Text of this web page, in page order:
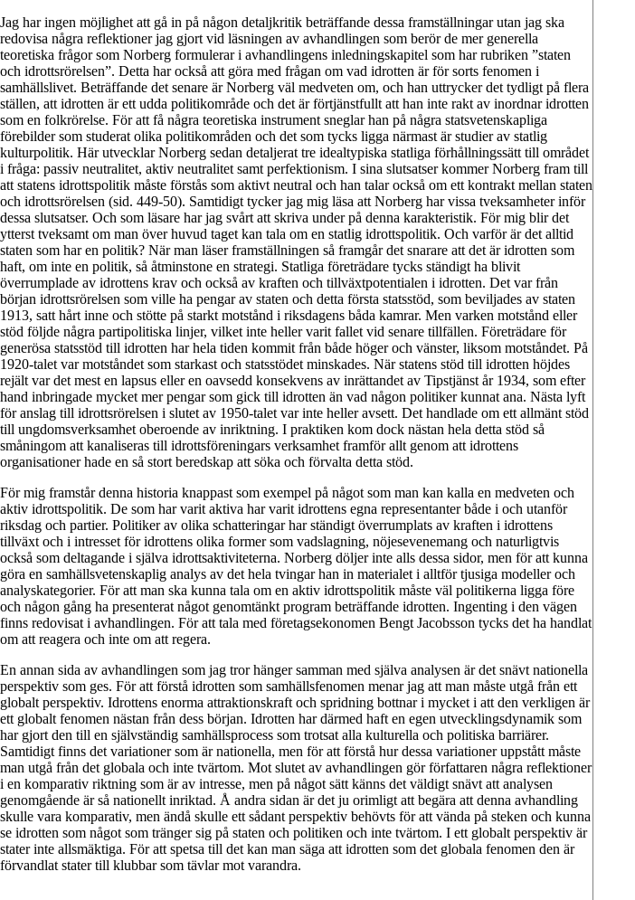
Jag har ingen möjlighet att gå in på någon detaljkritik beträffande dessa framställningar utan jag ska
redovisa några reflektioner jag gjort vid läsningen av avhandlingen som berör de mer generella
teoretiska frågor som Norberg formulerar i avhandlingens inledningskapitel som har rubriken ”staten
och idrottsrörelsen”. Detta har också att göra med frågan om vad idrotten är för sorts fenomen i
samhällslivet. Beträffande det senare är Norberg väl medveten om, och han uttrycker det tydligt på flera
ställen, att idrotten är ett udda politikområde och det är förtjänstfullt att han inte rakt av inordnar idrotten
som en folkrörelse. För att få några teoretiska instrument sneglar han på några statsvetenskapliga
förebilder som studerat olika politikområden och det som tycks ligga närmast är studier av statlig
kulturpolitik. Här utvecklar Norberg sedan detaljerat tre idealtypiska statliga förhållningssätt till området
i fråga: passiv neutralitet, aktiv neutralitet samt perfektionism. I sina slutsatser kommer Norberg fram till
att statens idrottspolitik måste förstås som aktivt neutral och han talar också om ett kontrakt mellan staten
och idrottsrörelsen (sid. 449-50). Samtidigt tycker jag mig läsa att Norberg har vissa tveksamheter inför
dessa slutsatser. Och som läsare har jag svårt att skriva under på denna karakteristik. För mig blir det
ytterst tveksamt om man över huvud taget kan tala om en statlig idrottspolitik. Och varför är det alltid
staten som har en politik? När man läser framställningen så framgår det snarare att det är idrotten som
haft, om inte en politik, så åtminstone en strategi. Statliga företrädare tycks ständigt ha blivit
överrumplade av idrottens krav och också av kraften och tillväxtpotentialen i idrotten. Det var från
början idrottsrörelsen som ville ha pengar av staten och detta första statsstöd, som beviljades av staten
1913, satt hårt inne och stötte på starkt motstånd i riksdagens båda kamrar. Men varken motstånd eller
stöd följde några partipolitiska linjer, vilket inte heller varit fallet vid senare tillfällen. Företrädare för
generösa statsstöd till idrotten har hela tiden kommit från både höger och vänster, liksom motståndet. På
1920-talet var motståndet som starkast och statsstödet minskades. När statens stöd till idrotten höjdes
rejält var det mest en lapsus eller en oavsedd konsekvens av inrättandet av Tipstjänst år 1934, som efter
hand inbringade mycket mer pengar som gick till idrotten än vad någon politiker kunnat ana. Nästa lyft
för anslag till idrottsrörelsen i slutet av 1950-talet var inte heller avsett. Det handlade om ett allmänt stöd
till ungdomsverksamhet oberoende av inriktning. I praktiken kom dock nästan hela detta stöd så
småningom att kanaliseras till idrottsföreningars verksamhet framför allt genom att idrottens
organisationer hade en så stort beredskap att söka och förvalta detta stöd.
För mig framstår denna historia knappast som exempel på något som man kan kalla en medveten och
aktiv idrottspolitik. De som har varit aktiva har varit idrottens egna representanter både i och utanför
riksdag och partier. Politiker av olika schatteringar har ständigt överrumplats av kraften i idrottens
tillväxt och i intresset för idrottens olika former som vadslagning, nöjesevenemang och naturligtvis
också som deltagande i själva idrottsaktiviteterna. Norberg döljer inte alls dessa sidor, men för att kunna
göra en samhällsvetenskaplig analys av det hela tvingar han in materialet i alltför tjusiga modeller och
analyskategorier. För att man ska kunna tala om en aktiv idrottspolitik måste väl politikerna ligga före
och någon gång ha presenterat något genomtänkt program beträffande idrotten. Ingenting i den vägen
finns redovisat i avhandlingen. För att tala med företagsekonomen Bengt Jacobsson tycks det ha handlat
om att reagera och inte om att regera.
En annan sida av avhandlingen som jag tror hänger samman med själva analysen är det snävt nationella
perspektiv som ges. För att förstå idrotten som samhällsfenomen menar jag att man måste utgå från ett
globalt perspektiv. Idrottens enorma attraktionskraft och spridning bottnar i mycket i att den verkligen är
ett globalt fenomen nästan från dess början. Idrotten har därmed haft en egen utvecklingsdynamik som
har gjort den till en självständig samhällsprocess som trotsat alla kulturella och politiska barriärer.
Samtidigt finns det variationer som är nationella, men för att förstå hur dessa variationer uppstått måste
man utgå från det globala och inte tvärtom. Mot slutet av avhandlingen gör författaren några reflektioner
i en komparativ riktning som är av intresse, men på något sätt känns det väldigt snävt att analysen
genomgående är så nationellt inriktad. Å andra sidan är det ju orimligt att begära att denna avhandling
skulle vara komparativ, men ändå skulle ett sådant perspektiv behövts för att vända på steken och kunna
se idrotten som något som tränger sig på staten och politiken och inte tvärtom. I ett globalt perspektiv är
stater inte allsmäktiga. För att spetsa till det kan man säga att idrotten som det globala fenomen den är
förvandlat stater till klubbar som tävlar mot varandra.